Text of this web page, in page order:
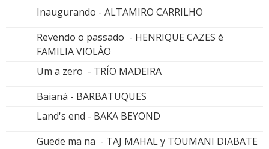
Inaugurando - ALTAMIRO CARRILHO
Revendo o passado - HENRIQUE CAZES é
FAMILIA VIOLÂO
Um a zero - TRÍO MADEIRA
Baianá - BARBATUQUES
Land's end - BAKA BEYOND
Guede ma na - TAJ MAHAL y TOUMANI DIABATE